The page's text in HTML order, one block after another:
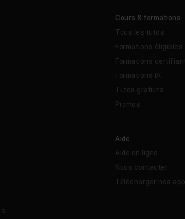
Cours & formations
Tous les tutos
Formations éligibles
Formations
Formations IA
Tutos gratuits
Promos
Aide
Aide en ligne
Nous contacter
Télécharger nos